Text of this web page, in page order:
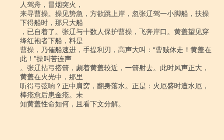
人驾舟，冒烟突火，
来寻曹操。操见势急，方欲跳上岸，忽张辽驾一小脚船，扶操
下得船时，那只大船
，已自着了。张辽与十数人保护曹操，飞奔岸口。黄盖望见穿
绛红袍者下船，料是
曹操，乃催船速进，手提利刃，高声大叫：“曹贼休走！黄盖在
此！”操叫苦连声
。张辽拈弓搭箭，觑着黄盖较近，一箭射去。此时风声正大，
黄盖在火光中，那里
听得弓弦响？正中肩窝，翻身落水。正是：火厄盛时遭水厄，
棒疮愈后患金疮。未
知黄盖性命如何，且看下文分解。